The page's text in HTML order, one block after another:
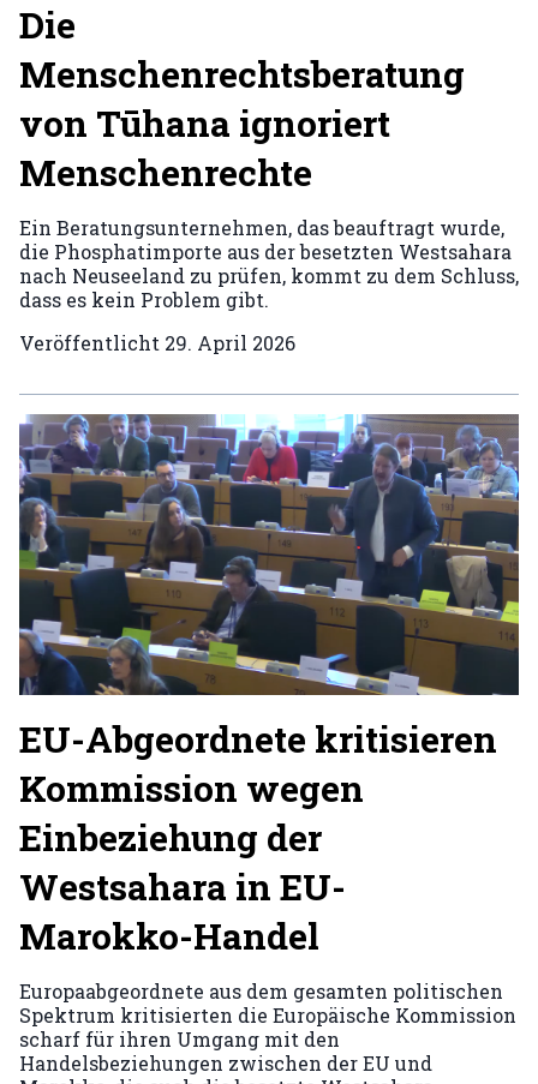
Die
Menschenrechtsberatung
von Tūhana ignoriert
Menschenrechte
Ein Beratungsunternehmen, das beauftragt wurde,
die Phosphatimporte aus der besetzten Westsahara
nach Neuseeland zu prüfen, kommt zu dem Schluss,
dass es kein Problem gibt.
Veröffentlicht 29. April 2026
EU-Abgeordnete kritisieren
Kommission wegen
Einbeziehung der
Westsahara in EU-
Marokko-Handel
Europaabgeordnete aus dem gesamten politischen
Spektrum kritisierten die Europäische Kommission
scharf für ihren Umgang mit den
Handelsbeziehungen zwischen der EU und